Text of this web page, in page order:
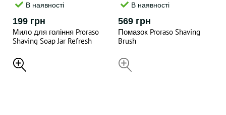
В наявності
199 грн
Мило для гоління Proraso
Shaving Soap Jar Refresh
В наявності
569 грн
Помазок Proraso Shaving
Brush